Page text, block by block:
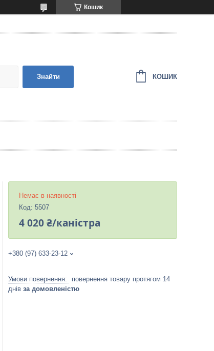
Кошик
Знайти КОШИК
Немає в наявності
Код: 5507
4 020 ₴/каністра
+380 (97) 633-23-12
повернення товару протягом 14
днів за домовленістю